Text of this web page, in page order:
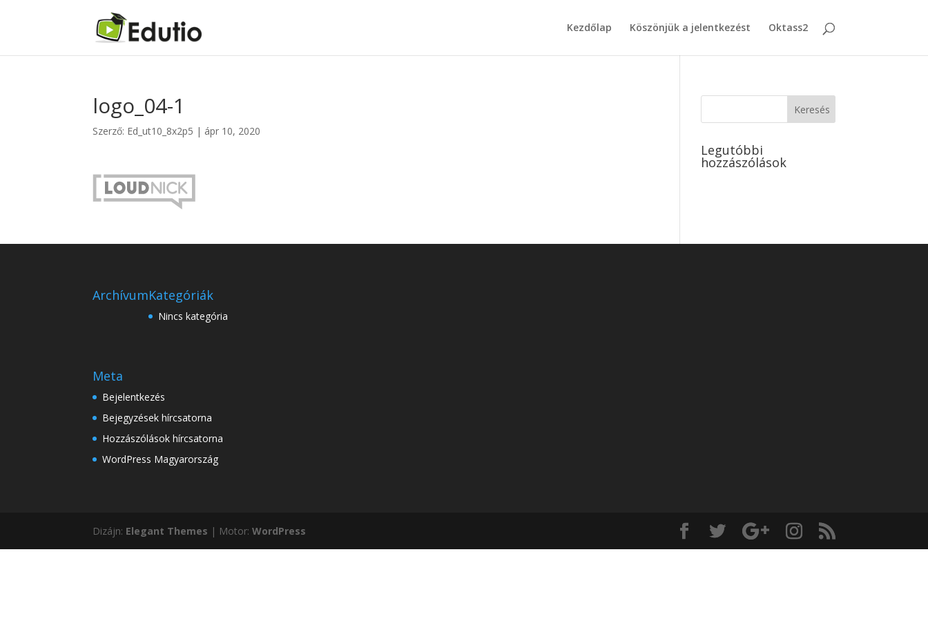
Kezdőlap Köszönjük a jelentkezést Oktass2
logo_04-1
Szerző: Ed_ut10_8x2p5 | ápr 10, 2020
Legutóbbi
hozzászólások
ArchívumKategóriák
Nincs kategória
Meta
Bejelentkezés
Bejegyzések hírcsatorna
Hozzászólások hírcsatorna
WordPress Magyarország
Dizájn: Elegant Themes | Motor:WordPress